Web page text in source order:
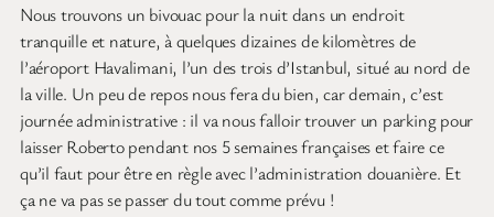
Nous trouvons un bivouac pour la nuit dans un endroit
tranquille et nature, à quelques dizaines de kilomètres de
l’aéroport Havalimani, l’un des trois d’Istanbul, situé au nord de
la ville. Un peu de repos nous fera du bien, car demain, c’est
journée administrative : il va nous falloir trouver un parking pour
laisser Roberto pendant nos 5 semaines françaises et faire ce
qu’il faut pour être en règle avec l’administration douanière. Et
ça ne va pas se passer du tout comme prévu !